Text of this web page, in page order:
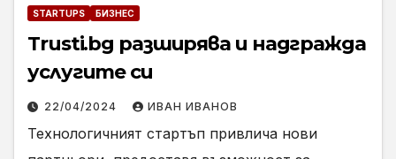
STARTUPS БИЗНЕС
Trusti.bg разширява и надгражда
услугите си
22/04/2024 ИВАН ИВАНОВ
Технологичният стартъп привлича нови